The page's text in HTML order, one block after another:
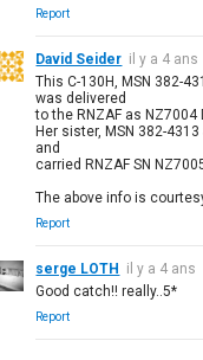
Report
David Seider il y a 4 ans
This C-130H, MSN 382-
was delivered
to the RNZAF as NZ7004
Her sister, MSN 382-
and
carried RNZAF SN
The above info is
Report
serge LOTH il y a 4 ans
Good catch!! really..5*
Report